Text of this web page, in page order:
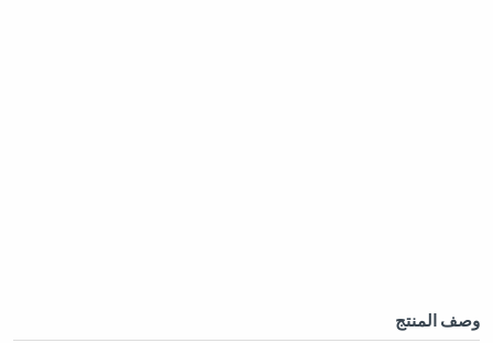
وصف المنتج